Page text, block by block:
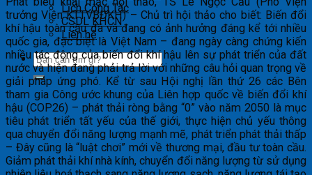
Lịch Công Tác
CSDL KHCN
Liên hệ
trưởng Viện KTTVBĐKH) – Chủ trì hội thảo cho biết: Biến đổi
khí hậu toàn cầu đã và đang có ảnh hưởng đáng kể tới nhiều
quốc gia, đặc biệt là Việt Nam – đang ​ngày càng chứng kiến
nhiều tác động của biến đổi khí hậu lên sự phát triển của đất
nước và hiện đang phải trả lời với những câu hỏi quan trọng về
giải pháp ứng phó. Kể từ sau Hội nghị lần thứ 26 các Bên
tham gia Công ước khung của Liên hợp quốc về biến đổi khí
hậu (COP26) – phát thải ròng bằng “0” vào năm 2050 là mục
tiêu phát triển tất yếu của thế giới, thực hiện chủ yếu thông
qua chuyển đổi năng lượng mạnh mẽ, phát triển phát thải thấp
– Đây cũng là “luật chơi” mới về thương mại, đầu tư toàn cầu.
Giảm phát thải khí nhà kính, chuyển đổi năng lượng từ sử dụng